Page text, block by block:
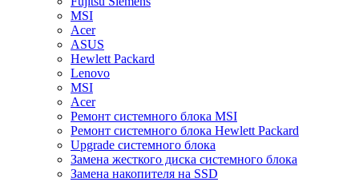
MSI
Acer
ASUS
Hewlett Packard
Lenovo
MSI
Acer
Ремонт системного блока MSI
Ремонт системного блока Hewlett Packard
Upgrade системного блока
Замена жесткого диска системного блока
Замена накопителя на SSD